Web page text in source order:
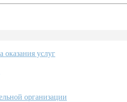
оказания услуг
организации